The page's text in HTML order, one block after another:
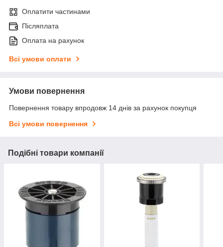
Оплатити частинами
Післяплата
Оплата на рахунок
Всі умови оплати
Умови повернення
Повернення товару впродовж 14 днів за рахунок покупця
Всі умови повернення
Подібні товари компанії